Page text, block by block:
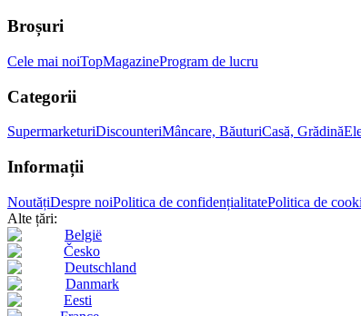
Broșuri
Cele mai noiTopMagazineProgram de lucru
Categorii
SupermarketuriDiscounteriMâncare, BăuturiCasă, Grădină
Informații
NoutățiDespre noiPolitica de confidențialitatePolitica de
Alte țări:
België
Česko
Deutschland
Danmark
Eesti